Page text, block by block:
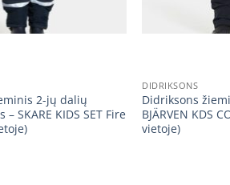
2-jų dalių
SKARE KIDS SET Fire
DIDRIKSONS
Didriksons
BJÄRVEN KDS
vietoje)